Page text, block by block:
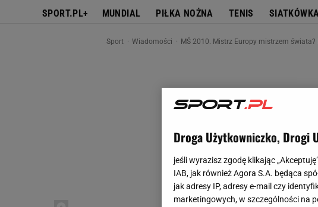
SPORT.PL+ MUNDIAL PIŁKA NOŻNA TENIS
Sport Wiadomości MŚ 2010. Mistrz Europy mistrzem
Droga Użytkowniczko, Drogi
jeśli wyrazisz zgodę klikając
IAB, jak również Agora S.A. będąca
jak adresy IP, adresy e-mail czy
marketingowych, w szczególności na